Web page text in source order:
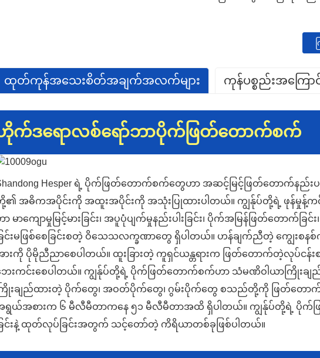
ထုတ်ကုန်အသေးစိတ်အချက်အလက်များ ကုန်ပစ္စည်းအကြော
က်ဒရောလစ်ရော်ဘာပိုက်ဖြတ်တောက်စက်
Hesper ရဲ့ ပိုက်ဖြတ်တောက်စက်တွေဟာ အဆင့်မြင့်ဖြတ်တောက်နည်းပည
၏ အဓိကအပိုင်းကို အထူးအပိုင်းကို အသုံးပြုထားပါတယ်။ ကျွန်ုပ်တို့ရဲ့ ဖုန်မှုန့်
ာ မာကျောမှုမြင့်မားခြင်း၊ အပူပုံပျက်မှုနည်းပါးခြင်း၊ ပိုက်အမြန်ဖြတ်တောက်ခြင်
ြင်းမဖြစ်စေခြင်းစတဲ့ ဝိသေသလက္ခဏာတွေ ရှိပါတယ်။ ဟန်ချက်ညီတဲ့ ကျွေးစန
ားကို ပိုမိုညီညာစေပါတယ်။ ထူးခြားတဲ့ ကူရှင်ယန္တရားက ဖြတ်တောက်တဲ့လုပ်ငန်းစဉ်
ေးကင်းစေပါတယ်။ ကျွန်ုပ်တို့ရဲ့ ပိုက်ဖြတ်တောက်စက်ဟာ သံမဏိဝါယာကြိုးချည်
ြိုးချည်ထားတဲ့ ပိုက်တွေ၊ အဝတ်ပိုက်တွေ၊ ဂွမ်းပိုက်တွေ စသည်တို့ကို ဖြတ်တေ
ရွယ်အစားက ၆ မီလီမီတာကနေ ၅၁ မီလီမီတာအထိ ရှိပါတယ်။ ကျွန်ုပ်တို့ရဲ့ ပိုက်ဖ
ြင်းနဲ့ ထုတ်လုပ်ခြင်းအတွက် သင့်တော်တဲ့ ကိရိယာတစ်ခုဖြစ်ပါတယ်။
GET IN
TOUCH
WITH
US
Email
Enter a Warming
Phone
Message